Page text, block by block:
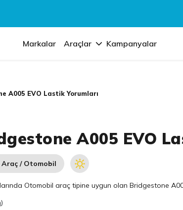
Markalar Araçlar Kampanyalar
A005 EVO Lastik Yorumları
A005 EVO
Araç / Otomobil
Otomobil araç tipine uygun olanBridgestone
)